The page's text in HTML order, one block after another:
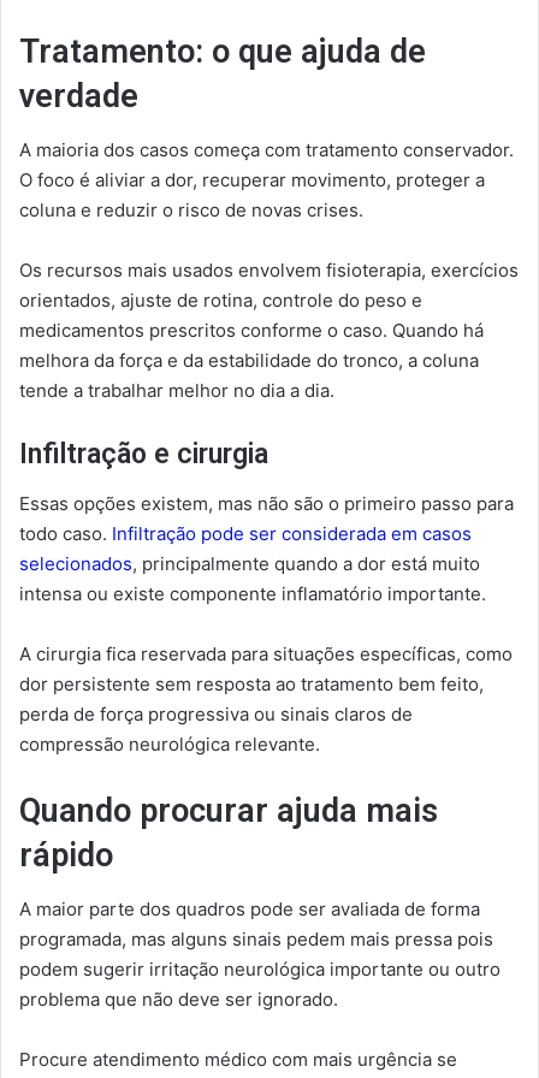
Tratamento: o que ajuda de
verdade
A maioria dos casos começa com tratamento conservador.
O foco é aliviar a dor, recuperar movimento, proteger a
coluna e reduzir o risco de novas crises.
Os recursos mais usados envolvem fisioterapia, exercícios
orientados, ajuste de rotina, controle do peso e
medicamentos prescritos conforme o caso. Quando há
melhora da força e da estabilidade do tronco, a coluna
tende a trabalhar melhor no dia a dia.
Infiltração e cirurgia
Essas opções existem, mas não são o primeiro passo para
todo caso. Infiltração pode ser considerada em casos
selecionados, principalmente quando a dor está muito
intensa ou existe componente inflamatório importante.
A cirurgia fica reservada para situações específicas, como
dor persistente sem resposta ao tratamento bem feito,
perda de força progressiva ou sinais claros de
compressão neurológica relevante.
Quando procurar ajuda mais
rápido
A maior parte dos quadros pode ser avaliada de forma
programada, mas alguns sinais pedem mais pressa pois
podem sugerir irritação neurológica importante ou outro
problema que não deve ser ignorado.
Procure atendimento médico com mais urgência se